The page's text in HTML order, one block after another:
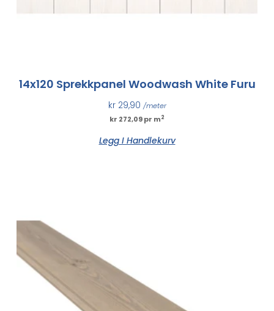
14x120 Sprekkpanel Woodwash White Furu
kr29,90 /meter
kr 272,09 pr m2
Legg I Handlekurv